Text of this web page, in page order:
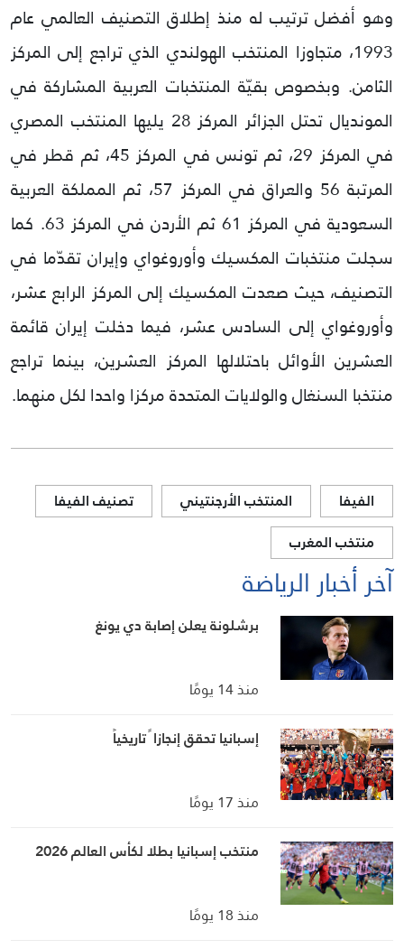
وهو أفضل ترتيب له منذ إطلاق التصنيف العالمي عام
1993، متجاوزا المنتخب الهولندي الذي تراجع إلى المركز
الثامن. وبخصوص بقيّة المنتخبات العربية المشاركة في
المونديال تحتل الجزائر المركز 28 يليها المنتخب المصري
في المركز 29، ثم تونس في المركز 45، ثم قطر في
المرتبة 56 والعراق في المركز 57، ثم المملكة العربية
السعودية في المركز 61 ثم الأردن في المركز 63.
كما
سجلت منتخبات المكسيك وأوروغواي وإيران تقدّما في
التصنيف، حيث صعدت المكسيك إلى المركز الرابع عشر،
وأوروغواي إلى السادس عشر، فيما دخلت إيران قائمة
العشرين الأوائل باحتلالها المركز العشرين، بينما تراجع
منتخبا السنغال والولايات المتحدة مركزا واحدا لكل منهما.
الفيفا المنتخب الأرجنتيني
تصنيف الفيفا
منتخب المغرب
آخر أخبار الرياضة
برشلونة يعلن إصابة دي يونغ
منذ 14 يومًا
إسبانيا تحقق إنجازا ً تاريخياً
منذ 17 يومًا
منتخب إسبانيا بطلا لكأس العالم 2026
منذ 18 يومًا